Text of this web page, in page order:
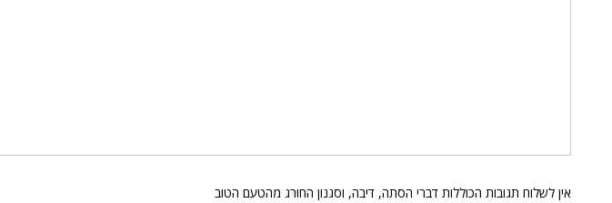
אין לשלוח תגובות הכוללות דברי הסתה, דיבה, וסגנון החורג מהטעם הטוב